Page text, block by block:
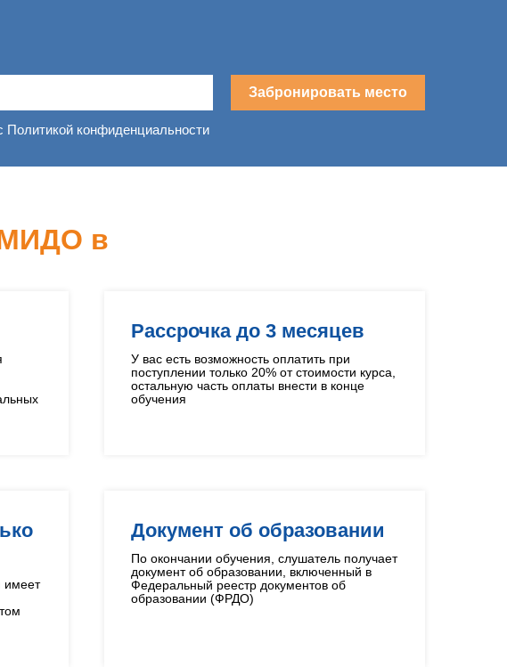
Забронировать место
Политикой конфиденциальности
в
Рассрочка до 3 месяцев
У вас есть возможность оплатить при
поступлении только 20% от стоимости курса,
остальную часть оплаты внести в конце
обучения
имеет
Документ об образовании
По окончании обучения, слушатель получает
документ об образовании, включенный в
Федеральный реестр документов об
образовании (ФРДО)